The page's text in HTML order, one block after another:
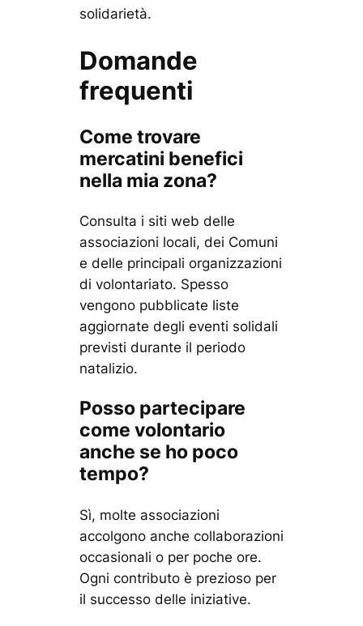
solidarietà.
Domande
frequenti
Come trovare
mercatini benefici
nella mia zona?
Consulta i siti web delle
associazioni locali, dei Comuni
e delle principali organizzazioni
di volontariato. Spesso
vengono pubblicate liste
aggiornate degli eventi solidali
previsti durante il periodo
natalizio.
Posso partecipare
come volontario
anche se ho poco
tempo?
Sì, molte associazioni
accolgono anche collaborazioni
occasionali o per poche ore.
Ogni contributo è prezioso per
il successo delle iniziative.